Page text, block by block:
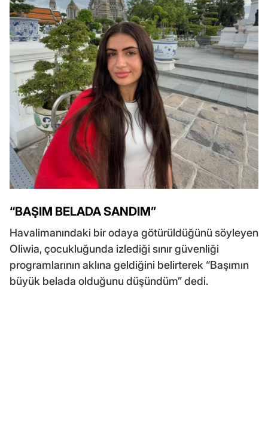
“BAŞIM BELADA SANDIM”
Havalimanındaki bir odaya götürüldüğünü söyleyen
Oliwia, çocukluğunda izlediği sınır güvenliği
programlarının aklına geldiğini belirterek “Başımın
büyük belada olduğunu düşündüm” dedi.